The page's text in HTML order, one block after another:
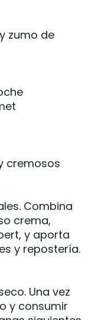
zumo de
cremosos
Combina
crema,
y aporta
y repostería.
Una vez
y consumir